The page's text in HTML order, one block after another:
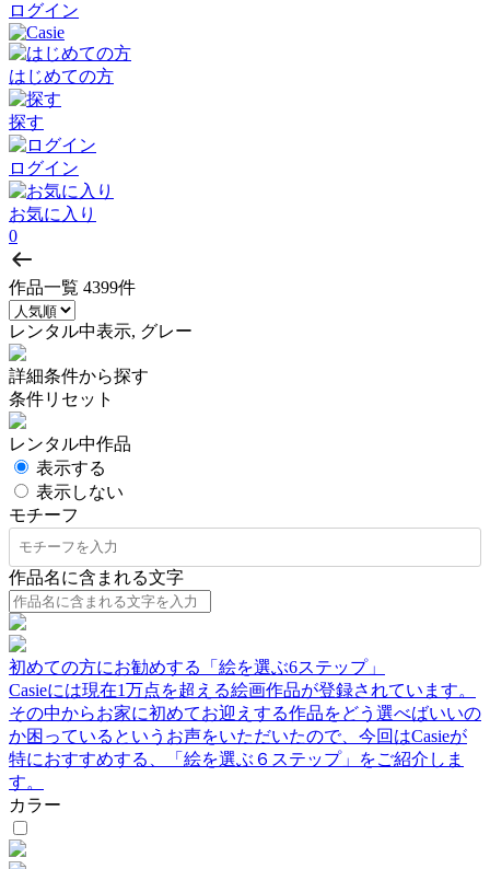
ログイン
はじめての方
探す
ログイン
お気に入り
0
作品一覧 4399件
レンタル中表示, グレー
詳細条件から探す
条件リセット
レンタル中作品
表示する
表示しない
モチーフ
作品名に含まれる文字
初めての方にお勧めする「絵を選ぶ6ステップ」
Casieには現在1万点を超える絵画作品が登録されています。
その中からお家に初めてお迎えする作品をどう選べばいいの
か困っているというお声をいただいたので、今回はCasieが
特におすすめする、「絵を選ぶ６ステップ」をご紹介しま
す。
カラー